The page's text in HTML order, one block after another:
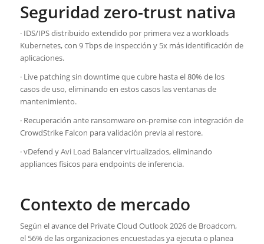
Seguridad zero-trust nativa
· IDS/IPS distribuido extendido por primera vez a workloads
Kubernetes, con 9 Tbps de inspección y 5x más identificación de
aplicaciones.
· Live patching sin downtime que cubre hasta el 80% de los
casos de uso, eliminando en estos casos las ventanas de
mantenimiento.
· Recuperación ante ransomware on-premise con integración de
CrowdStrike Falcon para validación previa al restore.
· vDefend y Avi Load Balancer virtualizados, eliminando
appliances físicos para endpoints de inferencia.
Contexto de mercado
Según el avance del Private Cloud Outlook 2026 de Broadcom,
el 56% de las organizaciones encuestadas ya ejecuta o planea